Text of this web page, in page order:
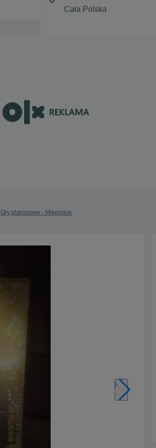
Gry planszowe - Mieronice